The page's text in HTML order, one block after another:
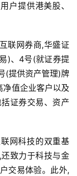
户提供港美股、
联网券商,华盛证
)、4号(就证券提
(提供资产管理)牌
值企业客户以及
证券交易、资产
网科技的双重基
致力于科技与金
交易体验。此外,